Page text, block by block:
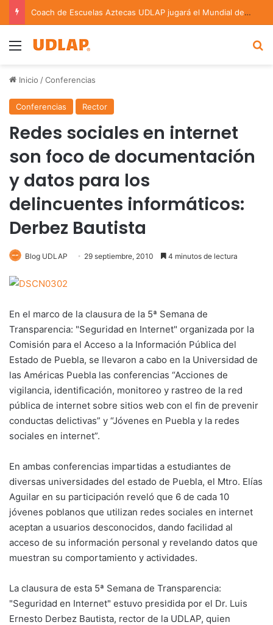
Coach de Escuelas Aztecas UDLAP jugará el Mundial de Flag Football en Alemania
Menu
Inicio /Conferencias
Conferencias Rector
Redes sociales en internet
son foco de documentación
y datos para los
delincuentes informáticos:
Derbez Bautista
Blog UDLAP 29 septiembre, 2010 4 minutos de lectura
En el marco de la clausura de la 5ª Semana de
Transparencia: "Seguridad en Internet" organizada por la
Comisión para el Acceso a la Información Pública del
Estado de Puebla, se llevaron a cabo en la Universidad de
las Américas Puebla las conferencias “Acciones de
vigilancia, identificación, monitoreo y rastreo de la red
pública de internet sobre sitios web con el fin de prevenir
conductas delictivas” y “Jóvenes en Puebla y la redes
sociales en internet”.
En ambas conferencias impartidas a estudiantes de
diversas universidades del estado de Puebla, el Mtro. Elías
Aguilar en su participación reveló que 6 de cada 10
jóvenes poblanos que utilizan redes sociales en internet
aceptan a usuarios desconocidos, dando facilidad al
acceso de su información personal y revelando datos que
muestran su comportamiento y actividades.
La clausura de esta 5ª Semana de Transparencia:
"Seguridad en Internet" estuvo presidida por el Dr. Luis
Ernesto Derbez Bautista, rector de la UDLAP, quien